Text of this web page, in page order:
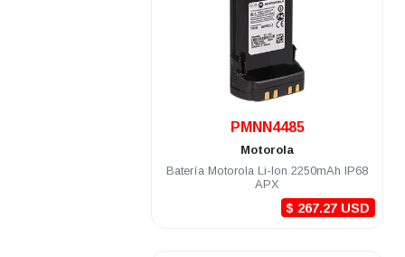
PMNN4485
Motorola
Batería Motorola Li-Ion 2250mAh IP68
APX
$ 267.27 USD